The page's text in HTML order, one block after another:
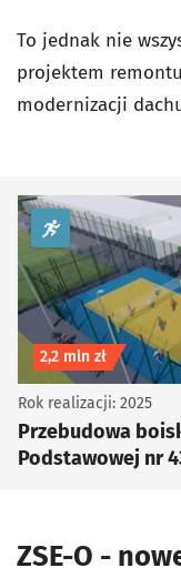
To jednak nie
projektem
modernizacji
kategoria Sport
Koszt inwestycji
2,2 mln zł
Przebudowa
Podstawowej nr
Rok realizacji: 2025
ZSE-O -